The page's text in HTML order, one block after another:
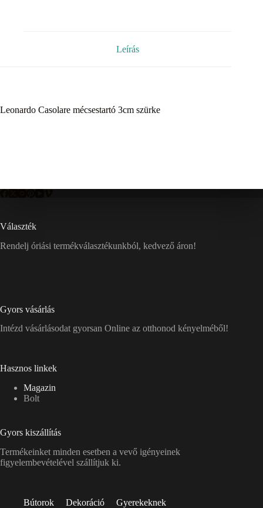
Leírás
Leonardo Casolare mécsestartó 3cm szürke
Választék
Rendelj óriási termékválasztékunkból, kedvező áron!
Gyors vásárlás
Intézd vásárlásodat gyorsan Online az otthonod kényelméből!
Hasznos linkek
Magazin
Bolt
Gyors kiszállítás
Termékeinket minden esetben a vevő igényeinek
figyelembevételével szállítjuk ki.
Bútorok Dekoráció Gyerekeknek